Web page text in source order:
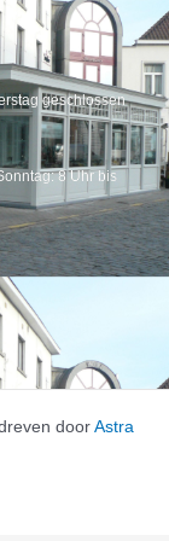
geschlossen
8 Uhr bis
door Astra